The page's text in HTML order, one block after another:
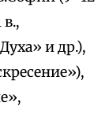
в.,
и др.),